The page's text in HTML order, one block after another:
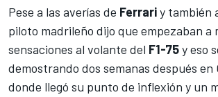
Pese a las averías de Ferrariy también
piloto madrileño dijo que empezaban a
sensaciones al volante del F1-75y eso
demostrando dos semanas después en
donde llegó su punto de inflexión y un